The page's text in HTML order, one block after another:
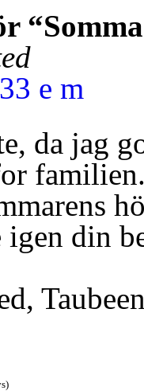
e m
da jag
igen din